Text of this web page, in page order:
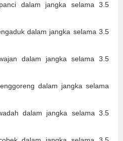
dalam jangka selama 3.5
dalam jangka selama 3.5
dalam jangka selama 3.5
dalam jangka selama
dalam jangka selama 3.5